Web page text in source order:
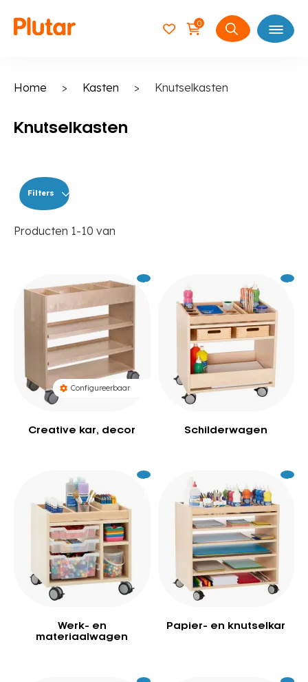
0
Zoeken
Open
Home > Kasten > Knutselkasten
Knutselkasten
Filters
Producten 1-10 van
Configureerbaar
Creative kar, decor
609
Excl.
Schilderwagen
Excl.
Werk- en
materiaalwagen
349
Excl.
Papier- en knutselkar
Excl.